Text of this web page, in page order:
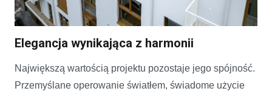
Elegancja wynikająca z harmonii
Największą wartością projektu pozostaje jego spójność.
Przemyślane operowanie światłem, świadome użycie